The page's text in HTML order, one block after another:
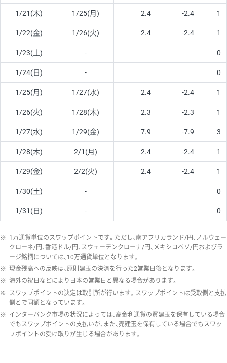
1/21(木) 1/25(月) 2.4 -2.4 1
1/22(金) 1/26(火) 2.4 -2.4 1
1/23(土) - 0
1/24(日) - 0
1/25(月) 1/27(水) 2.4 -2.4 1
1/26(火) 1/28(木) 2.3 -2.3 1
1/27(水) 1/29(金) 7.9 -7.9 3
1/28(木) 2/1(月) 2.4 -2.4 1
1/29(金) 2/2(火) 2.4 -2.4 1
1/30(土) - 0
1/31(日) - 0
※ 1万通貨単位のスワップポイントです。ただし、南アフリカランド/円、ノルウェー
クローネ/円、香港ドル/円、スウェーデンクローナ/円、メキシコペソ/円およびラ
ージ銘柄については、10万通貨単位となります。
※ 現金残高への反映は、原則建玉の決済を行った2営業日後となります。
※ 海外の祝日などにより日本の営業日と異なる場合があります。
※ スワップポイントの決定は取引所が行います。スワップポイントは受取側と支払
側とで同額となっています。
※ インターバンク市場の状況によっては、高金利通貨の買建玉を保有している場合
でもスワップポイントの支払いが、また、売建玉を保有している場合でもスワッ
プポイントの受け取りが生じる場合があります。